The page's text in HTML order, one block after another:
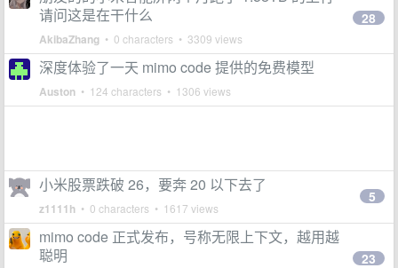
请问这是在干什么
AkibaZhang • 0 characters • 3309 views
28
深度体验了一天 mimo code 提供的免费模型
Auston • 124 characters • 1306 views
小米股票跌破 26，要奔 20 以下去了
z1111h • 0 characters • 1617 views
5
mimo code 正式发布，号称无限上下文，越用越
聪明
23